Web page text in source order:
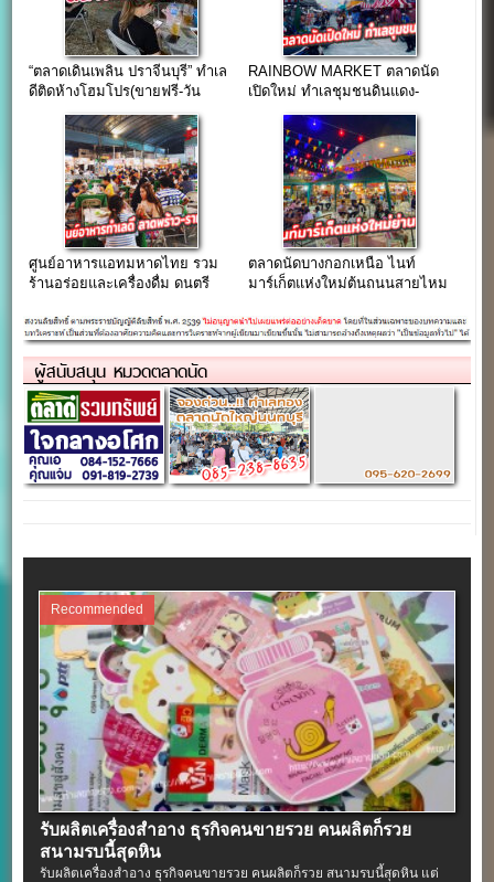
“ตลาดเดินเพลิน ปราจีนบุรี” ทำเล
ดีติดห้างโฮมโปร(ขายฟรี-วัน
RAINBOW MARKET ตลาดนัด
เปิดใหม่ ทำเลชุมชนดินแดง-
ศูนย์อาหารแอทมหาดไทย รวม
ร้านอร่อยและเครื่องดื่ม ดนตรี
ตลาดนัดบางกอกเหนือ ไนท์
มาร์เก็ตแห่งใหม่ต้นถนนสายไหม
ผู้สนับสนุน หมวดตลาดนัด
Recommended
รับผลิตเครื่องสําอาง ธุรกิจคนขายรวย คนผลิตก็รวย
สนามรบนี้สุดหิน
รับผลิตเครื่องสําอาง ธุรกิจคนขายรวย คนผลิตก็รวย สนามรบนี้สุดหิน แต่